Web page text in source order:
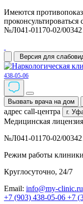
Имеются
№Л041-01170-02/
Версия для
438-05-06
Вызвать врача на дом
адрес call-центра г.
Медицинская
№Л041-01170-02/
Режим работы
Круглосуточно, 24/7
Email: info@my-clinic.ru
+7 (903) 438-05-06 +7